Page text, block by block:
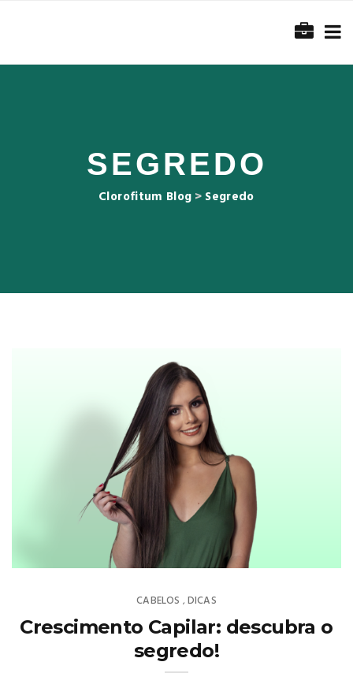
SEGREDO
Clorofitum Blog > Segredo
CABELOS ,DICAS
Crescimento Capilar: descubra o
segredo!